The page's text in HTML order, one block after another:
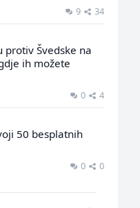
9 34
protiv Švedske na
ih možete
0 4
50 besplatnih
0 0